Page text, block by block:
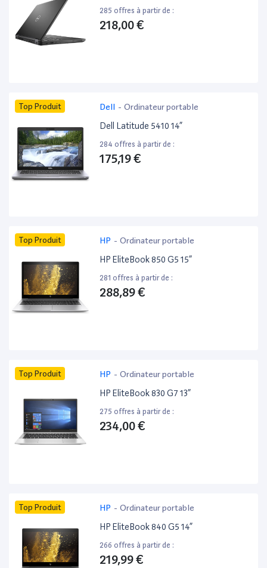
285 offres à partir de :
218,00 €
Top Produit Dell - Ordinateur portable
Dell Latitude 5410 14”
284 offres à partir de :
175,19 €
Top Produit HP - Ordinateur portable
HP EliteBook 850 G5 15”
281 offres à partir de :
288,89 €
Top Produit HP - Ordinateur portable
HP EliteBook 830 G7 13”
275 offres à partir de :
234,00 €
Top Produit HP - Ordinateur portable
HP EliteBook 840 G5 14”
266 offres à partir de :
219,99 €